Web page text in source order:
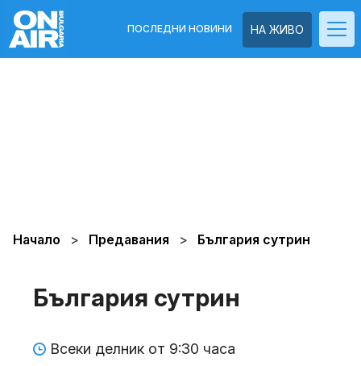
НА ЖИВО
ПОСЛЕДНИ НОВИНИ
Начало Предавания България сутрин
България сутрин
Всеки делник от 9:30 часа